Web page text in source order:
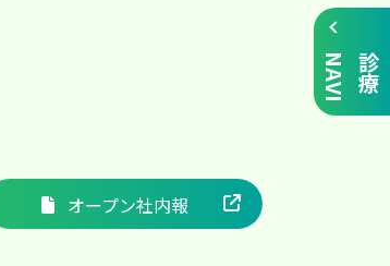
診
療
N
A
V
I
オープン社内報